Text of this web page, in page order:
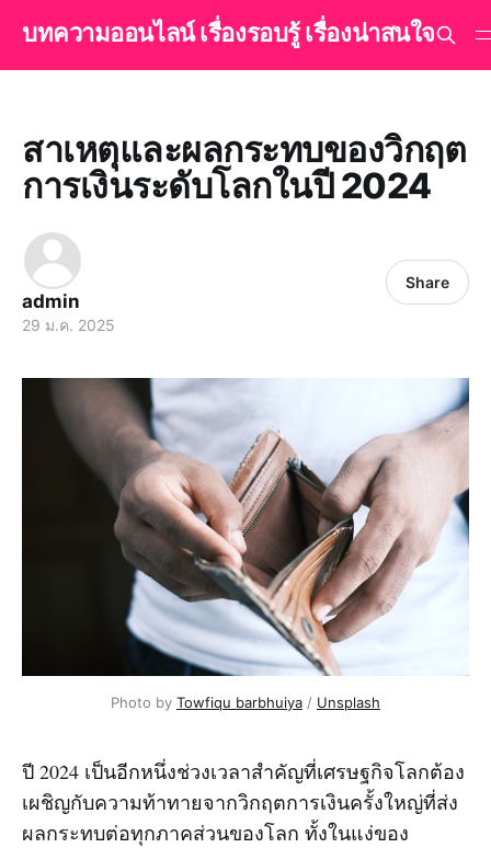
บทความออนไลน์ เรื่องรอบรู้ เรื่องน่าสนใจ
สาเหตุและผลกระทบของวิกฤต
การเงินระดับโลกในปี 2024
admin
29 ม.ค. 2025
Share
Photo by Towfiqu barbhuiya / Unsplash
ปี 2024 เป็นอีกหนึ่งช่วงเวลาสำคัญที่เศรษฐกิจโลกต้อง
เผชิญกับความท้าทายจากวิกฤตการเงินครั้งใหญ่ที่ส่ง
ผลกระทบต่อทุกภาคส่วนของโลก ทั้งในแง่ของ